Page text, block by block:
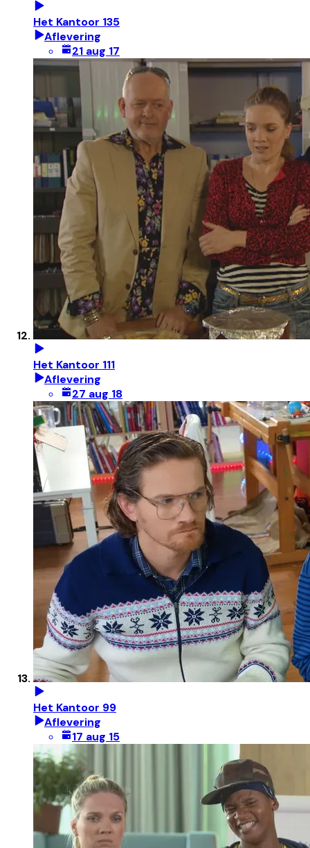
Het Kantoor 135
Aflevering
21 aug 17
Het Kantoor 111
Aflevering
27 aug 18
Het Kantoor 99
Aflevering
17 aug 15